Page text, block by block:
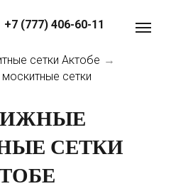
+7 (777) 406-60-11
сетки Актобе →
сетки
СЕТКИ